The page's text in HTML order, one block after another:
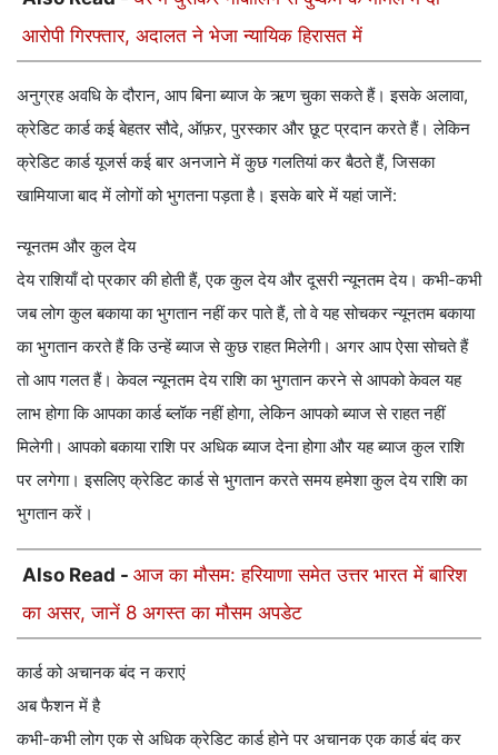
आरोपी गिरफ्तार, अदालत ने भेजा न्यायिक हिरासत में
अनुग्रह अवधि के दौरान, आप बिना ब्याज के ऋण चुका सकते हैं। इसके अलावा,
क्रेडिट कार्ड कई बेहतर सौदे, ऑफ़र, पुरस्कार और छूट प्रदान करते हैं। लेकिन
क्रेडिट कार्ड यूजर्स कई बार अनजाने में कुछ गलतियां कर बैठते हैं, जिसका
खामियाजा बाद में लोगों को भुगतना पड़ता है। इसके बारे में यहां जानें:
न्यूनतम और कुल देय
देय राशियाँ दो प्रकार की होती हैं, एक कुल देय और दूसरी न्यूनतम देय। कभी-कभी
जब लोग कुल बकाया का भुगतान नहीं कर पाते हैं, तो वे यह सोचकर न्यूनतम बकाया
का भुगतान करते हैं कि उन्हें ब्याज से कुछ राहत मिलेगी। अगर आप ऐसा सोचते हैं
तो आप गलत हैं। केवल न्यूनतम देय राशि का भुगतान करने से आपको केवल यह
लाभ होगा कि आपका कार्ड ब्लॉक नहीं होगा, लेकिन आपको ब्याज से राहत नहीं
मिलेगी। आपको बकाया राशि पर अधिक ब्याज देना होगा और यह ब्याज कुल राशि
पर लगेगा। इसलिए क्रेडिट कार्ड से भुगतान करते समय हमेशा कुल देय राशि का
भुगतान करें।
Also Read - आज का मौसम: हरियाणा समेत उत्तर भारत में बारिश
का असर, जानें 8 अगस्त का मौसम अपडेट
कार्ड को अचानक बंद न कराएं
अब फैशन में है
कभी-कभी लोग एक से अधिक क्रेडिट कार्ड होने पर अचानक एक कार्ड बंद कर